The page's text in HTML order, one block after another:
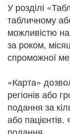
У розділі
табличному
можливістю
за роком,
спроможної
«Карта»
регіонів або
подання за
або